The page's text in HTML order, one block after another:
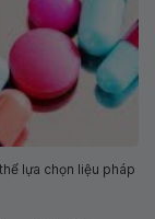
lựa chọn liệu pháp